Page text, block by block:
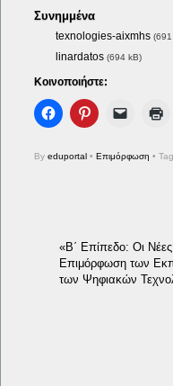
Συνημμένα
texnologies-aixmhs
linardatos (694 kB)
Κοινοποιήστε:
By eduportal • Επιμόρφωση •
«B΄ Επίπεδο: Οι
Επιμόρφωση των
των Ψηφιακών